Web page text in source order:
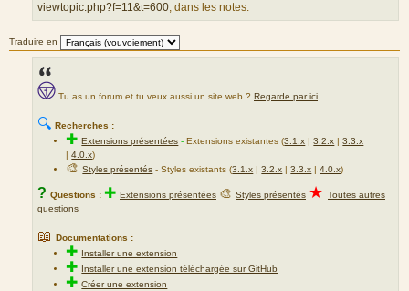
viewtopic.php?f=11&t=600, dans les notes.
Traduire en
Tu as un forum et tu veux aussi un site web ? Regarde par ici.
🔍 Recherches :
✚Extensions présentées - Extensions existantes (3.1.x |3.2.x |3.3.x
|4.0.x)
🎨Styles présentés - Styles existants (3.1.x |3.2.x |3.3.x |4.0.x)
? Questions : ✚ Extensions présentées 🎨 Styles présentés ★ Toutes autres
questions
📖 Documentations :
✚ Installer une extension
✚ Installer une extension téléchargée sur GitHub
✚Créer une extension